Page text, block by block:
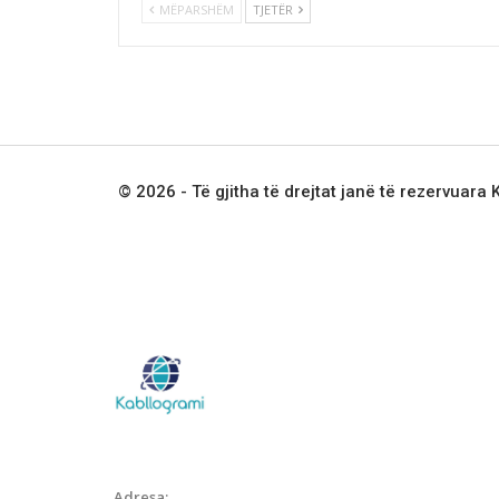
MËPARSHËM TJETËR
© 2026 - Të gjitha të drejtat janë të rezervuara